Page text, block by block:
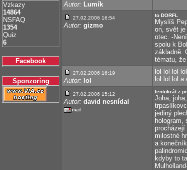
Vzkazy
14864
NSFAQ
1354
Quiz
6
Facebook
Sponzoring
Autor: Lumík
27.02.2006 16:54
Autor: gizmo
to DORFL
Myslíš
on, svět je
otec. -
spolu k
základně.
tématu,
27.02.2006 16:19
Autor: lol
lol lol lol
lol lol lol a
27.02.2006 15:12
Autor: david nesnídal
tentokrát z
Joha,
jediný
hologram,
milostné
a
kdyby to